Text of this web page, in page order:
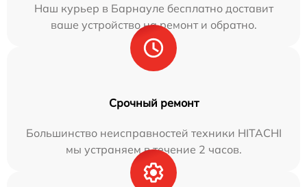
Наш курьер в Барнауле бесплатно доставит
ваше устройство на ремонт и обратно.
Срочный ремонт
Большинство неисправностей техники HITACHI
мы устраняем в течение 2 часов.